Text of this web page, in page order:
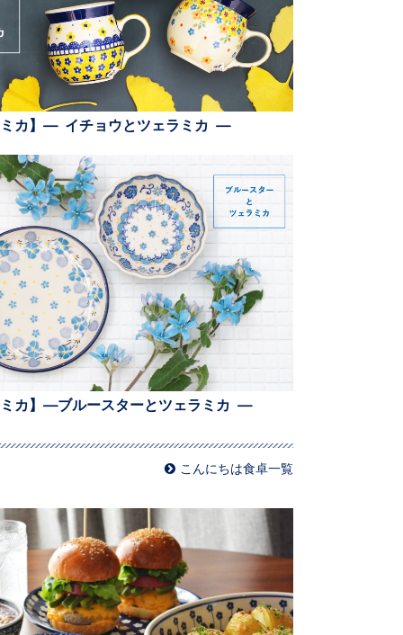
ミカ】— イチョウとツェラミカ —
ミカ】—ブルースターとツェラミカ —
こんにちは食卓一覧